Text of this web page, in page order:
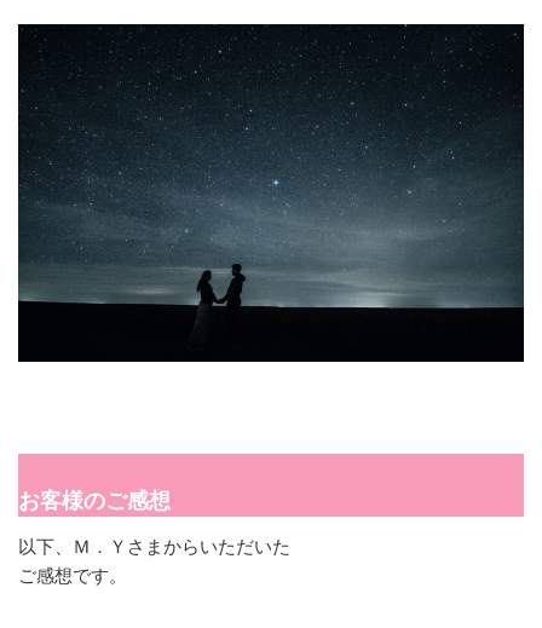
お客様のご感想
以下、Ｍ．Ｙさまからいただいた
ご感想です。